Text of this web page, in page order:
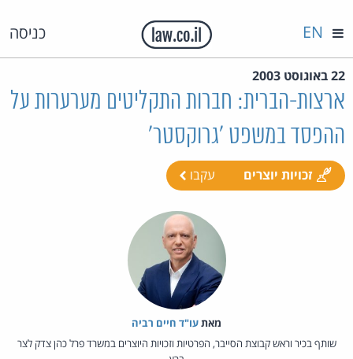
כניסה EN
22 באוגוסט 2003
ארצות-הברית: חברות התקליטים מערערות על
ההפסד במשפט 'גרוקסטר'
זכויות יוצרים עקבו
מאת‏עו"ד חיים רביה
שותף בכיר וראש קבוצת הסייבר, הפרטיות וזכויות היוצרים במשרד פרל כהן צדק לצר